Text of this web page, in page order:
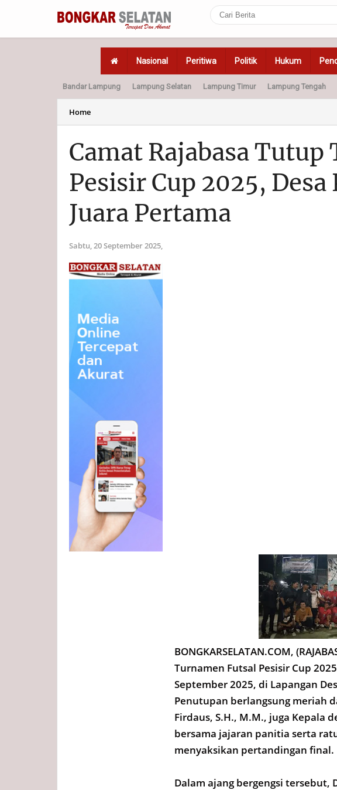
Nasional Peritiwa Politik Hukum
Home Politik Hukum Peristiwa
Bandar Lampung Lampung Selatan Lampung Timur Lampung Tengah
Home
Camat Rajabasa
Pesisir Cup 2025,
Juara Pertama
Sabtu, 20 September 2025,
BONGKARSELATAN.COM,
Turnamen Futsal Pesisir Cup
September 2025, di Lapangan
Penutupan berlangsung meriah
Firdaus, S.H., M.M., juga Kepala
bersama jajaran panitia serta
menyaksikan pertandingan final.
Dalam ajang bergengsi tersebut,